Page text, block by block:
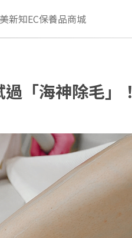
新知EC保養品商城
「海神除毛」！